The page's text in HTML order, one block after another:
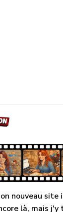
nouveau
là, mais j'y